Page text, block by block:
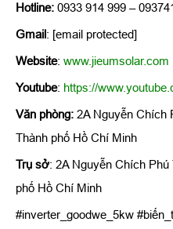
Hotline: 0933 914 999 –
Gmail : [email protected]
Website: www.jieumsolar.com
Youtube: https://
Văn phòng: 2A Nguyễn Chích
Thành phố Hồ Chí Minh
Trụ sở: 2A Nguyễn Chích
phố Hồ Chí Minh
#inverter_goodwe_5kw